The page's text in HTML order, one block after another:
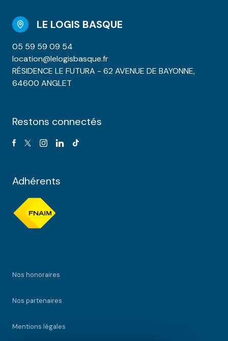
LE LOGIS BASQUE
05 59 59 09 54
location@lelogisbasque.fr
RÉSIDENCE LE FUTURA - 62 AVENUE DE BAYONNE,
64600 ANGLET
Restons connectés
Adhérents
Nos honoraires
Nos partenaires
Mentions légales